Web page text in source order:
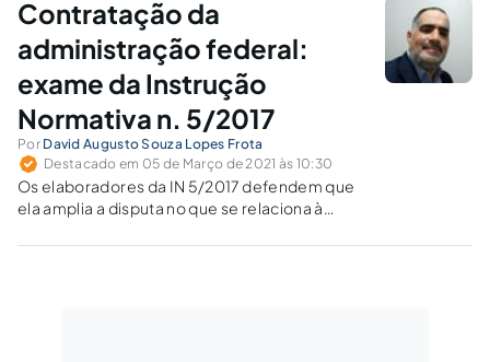
inadimplidas.
Contratação da
administração federal:
exame da Instrução
Normativa n. 5/2017
Por David Augusto Souza Lopes Frota
Destacado em 05 de Março de 2021 às 10:30
Os elaboradores da IN 5/2017 defendem que
ela amplia a disputa no que se relaciona à
observância ao princípio da competitividade.